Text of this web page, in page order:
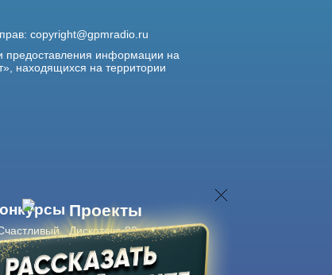
copyright@gpmradio.ru
предоставления информации на
находящихся на территории
Проекты
Дискотека 80-х
Живые концерты
Журнал Авторадио